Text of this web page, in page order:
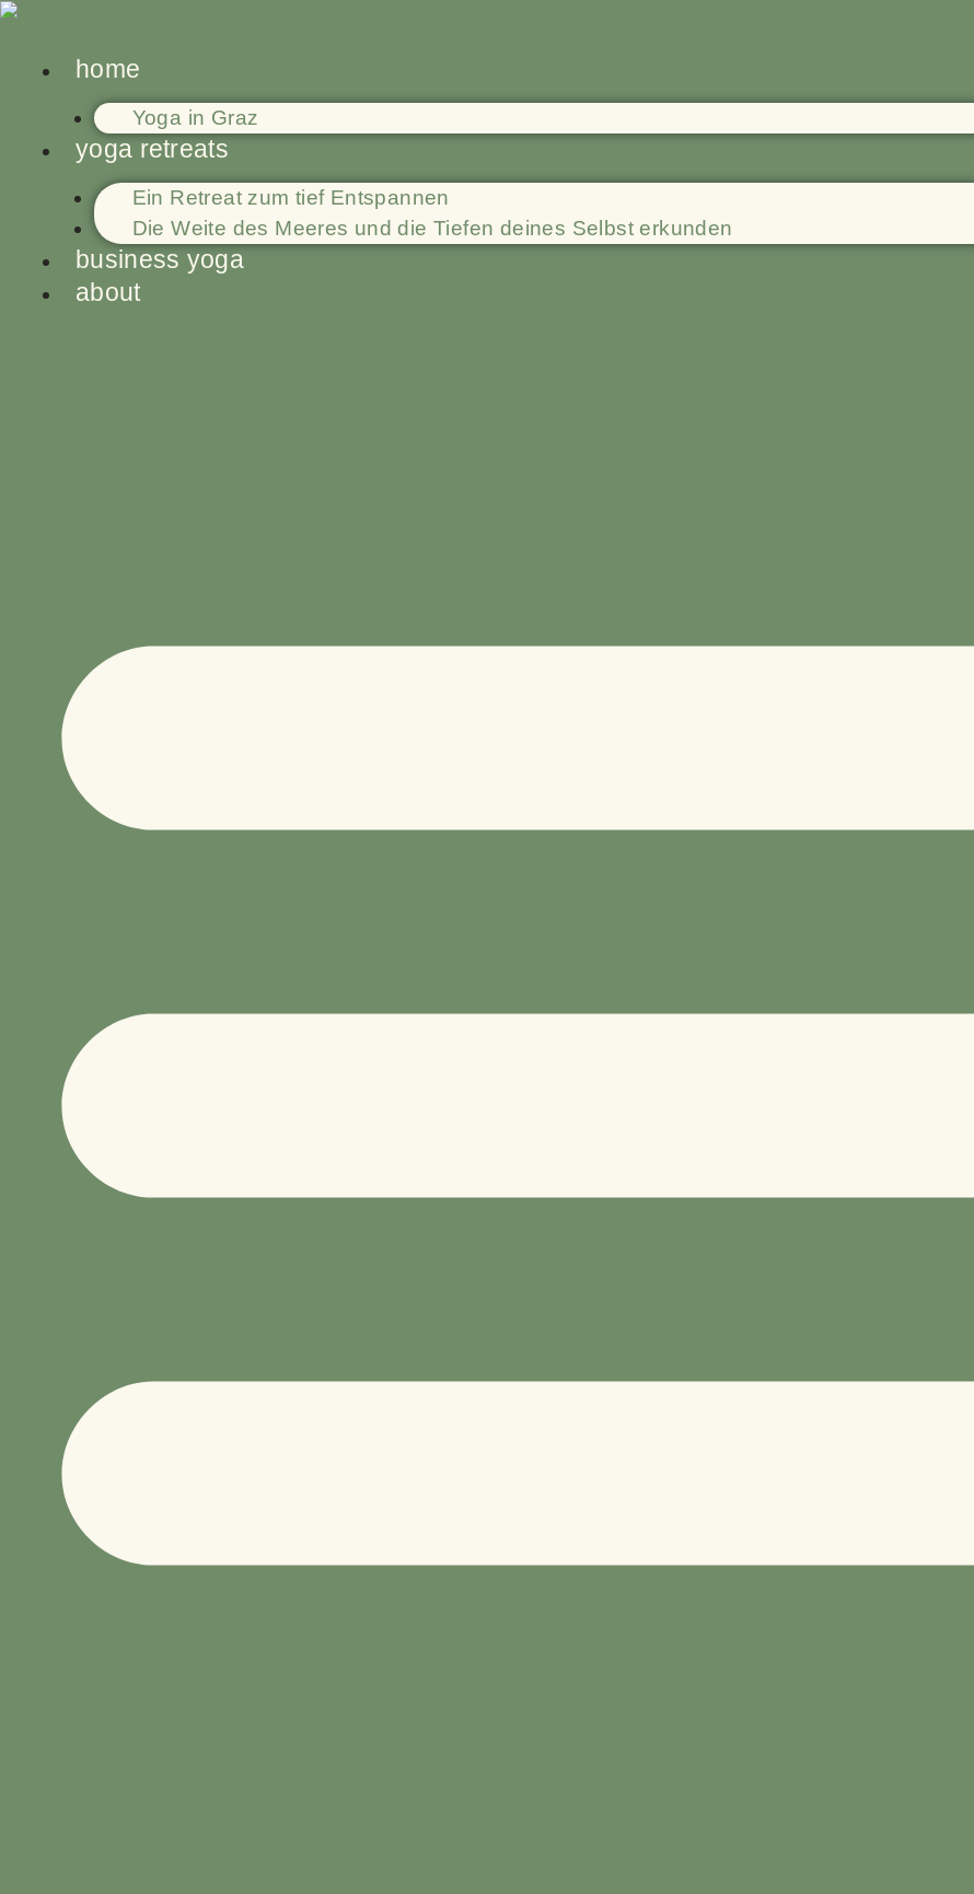
Zum
springenhome
Yoga in Graz
yoga retreats
Ein Retreat zum tief Entspannen
Die Weite des Meeres und die Tiefen deines Selbst erkunden
business yoga
about